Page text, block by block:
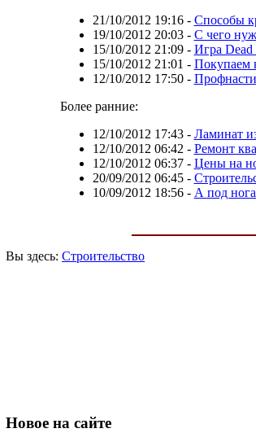
21/10/2012 19:16- Способы
19/10/2012 20:03- С чего
15/10/2012 21:09- Игра Dead
15/10/2012 21:01 - Покупаем
12/10/2012 17:50-
Более ранние:
12/10/2012 17:43- Ламинат
12/10/2012 06:42 - Ремонт
12/10/2012 06:37- Цены на
20/09/2012 06:45-
10/09/2012 18:56- А под
Вы здесь: Строительство
Новое на сайте